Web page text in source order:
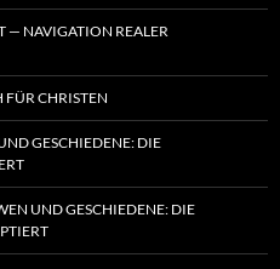
— NAVIGATION REALER
FÜR CHRISTEN
GESCHIEDENE: DIE
UND GESCHIEDENE: DIE